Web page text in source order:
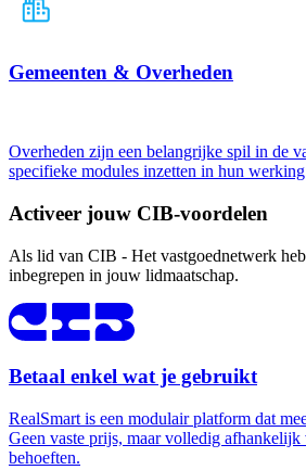
Gemeenten & Overheden
Overheden zijn een belangrijke spil in de
specifieke modules inzetten in hun
Activeer jouw CIB-voordelen
Als lid van CIB - Het vastgoednetwerk
inbegrepen in jouw lidmaatschap.
Betaal enkel wat je gebruikt
RealSmart is een modulair platform dat
Geen vaste prijs, maar volledig afhankelijk
behoeften.